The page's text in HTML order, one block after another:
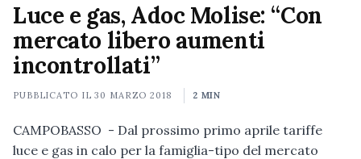
Luce e gas, Adoc Molise: “Con
mercato libero aumenti
incontrollati”
PUBBLICATO IL30 MARZO 2018 2 MIN
CAMPOBASSO - Dal prossimo primo aprile tariffe
luce e gas in calo per la famiglia-tipo del mercato